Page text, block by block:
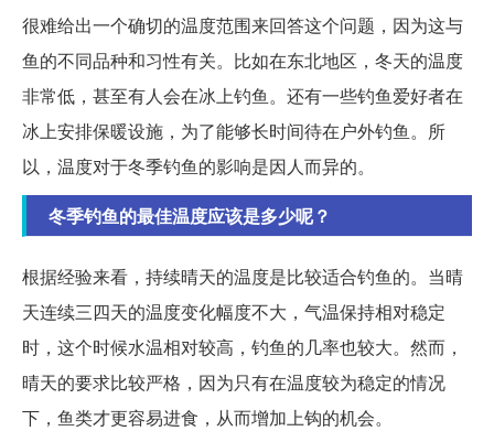
很难给出一个确切的温度范围来回答这个问题，因为这与
鱼的不同品种和习性有关。比如在东北地区，冬天的温度
非常低，甚至有人会在冰上钓鱼。还有一些钓鱼爱好者在
冰上安排保暖设施，为了能够长时间待在户外钓鱼。所
以，温度对于冬季钓鱼的影响是因人而异的。
冬季钓鱼的最佳温度应该是多少呢？
根据经验来看，持续晴天的温度是比较适合钓鱼的。当晴
天连续三四天的温度变化幅度不大，气温保持相对稳定
时，这个时候水温相对较高，钓鱼的几率也较大。然而，
晴天的要求比较严格，因为只有在温度较为稳定的情况
下，鱼类才更容易进食，从而增加上钩的机会。